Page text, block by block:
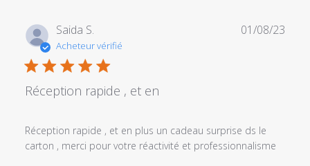
Saida S.
Acheteur vérifié
Réception rapide , et en
Réception rapide , et en plus un cadeau surprise ds le
carton , merci pour votre réactivité et professionnalisme
01/08/23